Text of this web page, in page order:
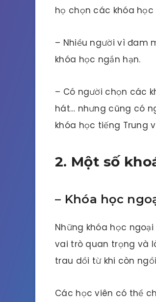
họ chọn các khóa
– Nhiều người vì đam
khóa học ngắn hạn.
– Có người chọn các
hát… nhưng cũng có
khóa học tiếng Trung
2. Một số
– Khóa học
Những khóa học
vai trò quan trọng và
trau dồi từ khi còn
Các học viên có thể